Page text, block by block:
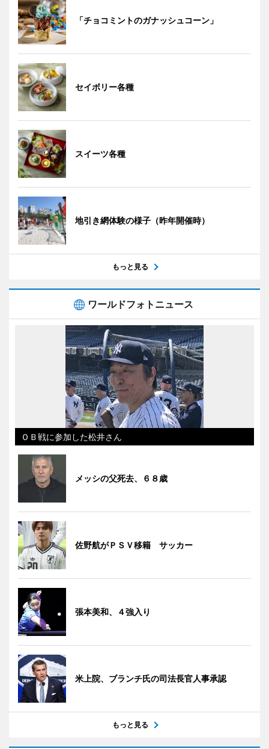
「チョコミントのガナッシュコーン」
セイボリー各種
スイーツ各種
地引き網体験の様子（昨年開催時）
もっと見る
ワールドフォトニュース
ＯＢ戦に参加した松井さん
メッシの父死去、６８歳
佐野航がＰＳＶ移籍 サッカー
張本美和、４強入り
米上院、ブランチ氏の司法長官人事承認
もっと見る